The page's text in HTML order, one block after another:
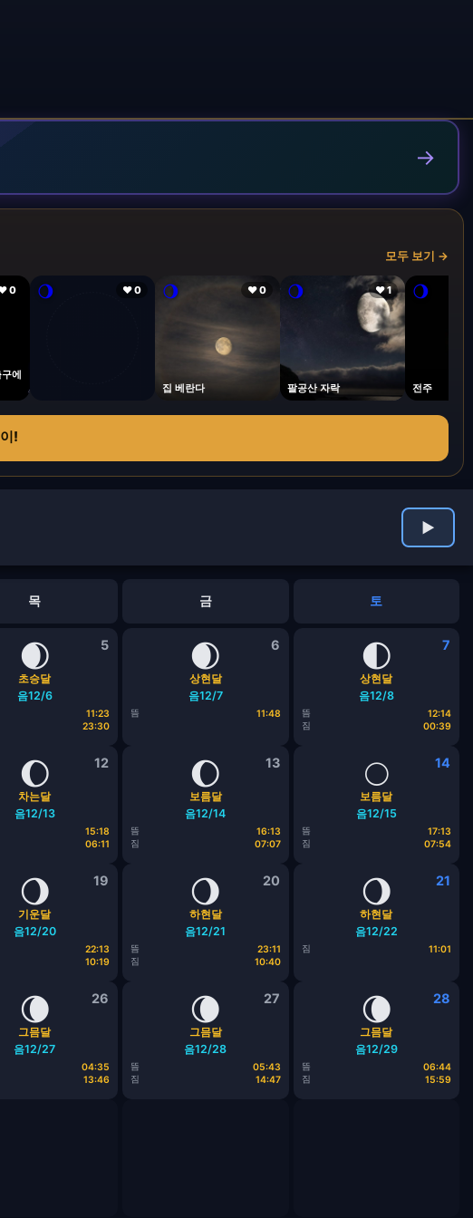
→
모두 보기 →
0
에
🌖 ❤ 0 🌖 ❤ 0
집 베란다
🌖 ❤ 1
팔공산 자락
🌖
전주
!
▶
목 금 토
5
🌒
초승달
음12/6
11:23
23:30
6
🌒
상현달
음12/7
뜸 11:48
7
🌓
상현달
음12/8
뜸
12:14
짐
00:39
12
🌔
차는달
음12/13
15:18
06:11
13
🌔
보름달
음12/14
뜸
16:13
짐
07:07
14
🌕
보름달
음12/15
뜸
17:13
짐
07:54
19
🌖
기운달
음12/20
22:13
10:19
20
🌖
하현달
음12/21
뜸
23:11
짐
10:40
21
🌖
하현달
음12/22
짐 11:01
26
🌘
그믐달
음12/27
04:35
13:46
27
🌘
그믐달
음12/28
뜸
05:43
짐
14:47
28
🌘
그믐달
음12/29
뜸
06:44
짐
15:59